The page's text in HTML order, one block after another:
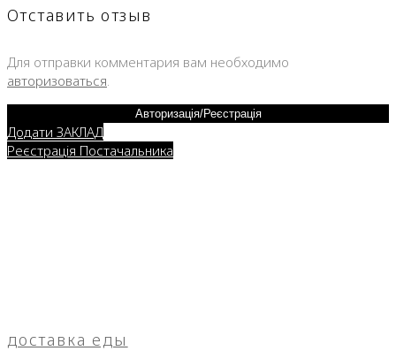
Отставить отзыв
Для отправки комментария вам необходимо
авторизоваться
Авторизація/Реєстрація
Додати ЗАКЛАД
Реєстрація Постачальника
доставка еды